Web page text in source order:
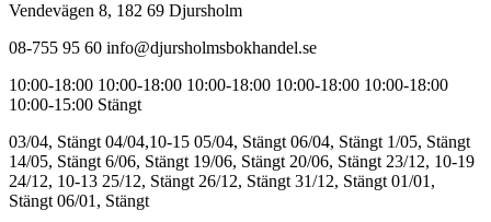
Vendevägen 8, 182 69 Djursholm
08-755 95 60 info@djursholmsbokhandel.se
10:00-18:00 10:00-18:00 10:00-18:00 10:00-18:00 10:00-18:00
10:00-15:00 Stängt
03/04, Stängt 04/04,10-15 05/04, Stängt 06/04, Stängt 1/05, Stängt
14/05, Stängt 6/06, Stängt 19/06, Stängt 20/06, Stängt 23/12, 10-19
24/12, 10-13 25/12, Stängt 26/12, Stängt 31/12, Stängt 01/01,
Stängt 06/01, Stängt